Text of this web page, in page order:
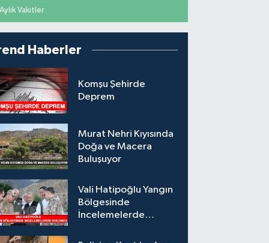
Aylık Vakitler
Haberler
Komşu Şehirde
Deprem
Murat Nehri Kıyısında
Doğa ve Macera
Buluşuyor
Vali Hatipoğlu Yangın
Bölgesinde
İncelemelerde